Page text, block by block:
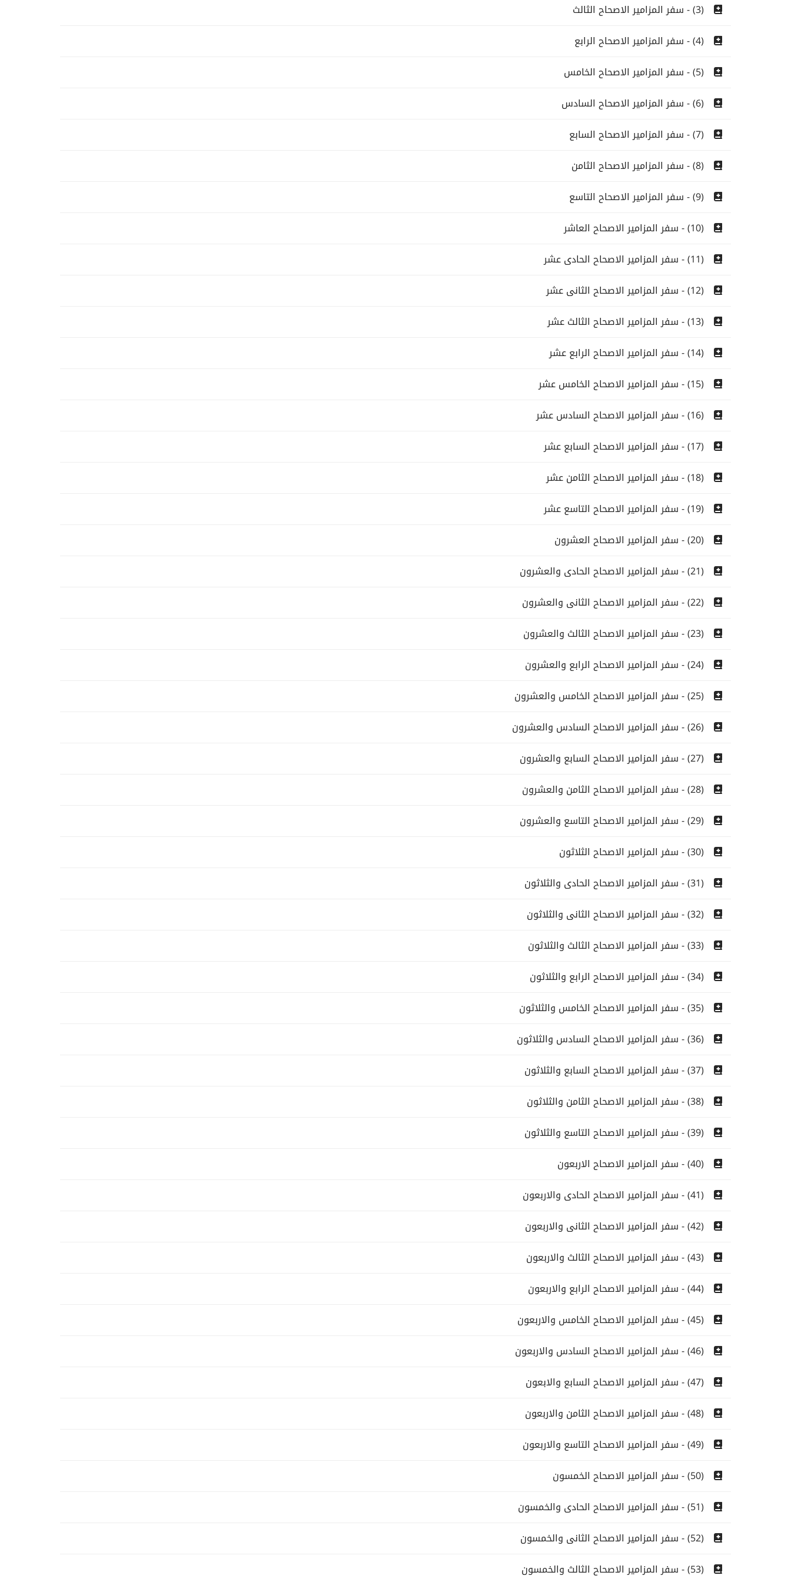
(3) - سفر المزامير الاصحاح الثالث
(4) - سفر المزامير الاصحاح الرابع
(5) - سفر المزامير الاصحاح الخامس
(6) - سفر المزامير الاصحاح السادس
(7) - سفر المزامير الاصحاح السابع
(8) - سفر المزامير الاصحاح الثامن
(9) - سفر المزامير الاصحاح التاسع
(10) - سفر المزامير الاصحاح العاشر
(11) - سفر المزامير الاصحاح الحادى عشر
(12) - سفر المزامير الاصحاح الثانى عشر
(13) - سفر المزامير الاصحاح الثالث عشر
(14) - سفر المزامير الاصحاح الرابع عشر
(15) - سفر المزامير الاصحاح الخامس عشر
(16) - سفر المزامير الاصحاح السادس عشر
(17) - سفر المزامير الاصحاح السابع عشر
(18) - سفر المزامير الاصحاح الثامن عشر
(19) - سفر المزامير الاصحاح التاسع عشر
(20) - سفر المزامير الاصحاح العشرون
(21) - سفر المزامير الاصحاح الحادى والعشرون
(22) - سفر المزامير الاصحاح الثانى والعشرون
(23) - سفر المزامير الاصحاح الثالث والعشرون
(24) - سفر المزامير الاصحاح الرابع والعشرون
(25) - سفر المزامير الاصحاح الخامس والعشرون
(26) - سفر المزامير الاصحاح السادس والعشرون
(27) - سفر المزامير الاصحاح السابع والعشرون
(28) - سفر المزامير الاصحاح الثامن والعشرون
(29) - سفر المزامير الاصحاح التاسع والعشرون
(30) - سفر المزامير الاصحاح الثلاثون
(31) - سفر المزامير الاصحاح الحادى والثلاثون
(32) - سفر المزامير الاصحاح الثانى والثلاثون
(33) - سفر المزامير الاصحاح الثالث والثلاثون
(34) - سفر المزامير الاصحاح الرابع والثلاثون
(35) - سفر المزامير الاصحاح الخامس والثلاثون
(36) - سفر المزامير الاصحاح السادس والثلاثون
(37) - سفر المزامير الاصحاح السابع والثلاثون
(38) - سفر المزامير الاصحاح الثامن والثلاثون
(39) - سفر المزامير الاصحاح التاسع والثلاثون
(40) - سفر المزامير الاصحاح الاربعون
(41) - سفر المزامير الاصحاح الحادى والاربعون
(42) - سفر المزامير الاصحاح الثانى والاربعون
(43) - سفر المزامير الاصحاح الثالث والاربعون
(44) - سفر المزامير الاصحاح الرابع والاربعون
(45) - سفر المزامير الاصحاح الخامس والاربعون
(46) - سفر المزامير الاصحاح السادس والاربعون
(47) - سفر المزامير الاصحاح السابع والابعون
(48) - سفر المزامير الاصحاح الثامن والاربعون
(49) - سفر المزامير الاصحاح التاسع والاربعون
(50) - سفر المزامير الاصحاح الخمسون
(51) - سفر المزامير الاصحاح الحادى والخمسون
(52) - سفر المزامير الاصحاح الثانى والخمسون
(53) - سفر المزامير الاصحاح الثالث والخمسون